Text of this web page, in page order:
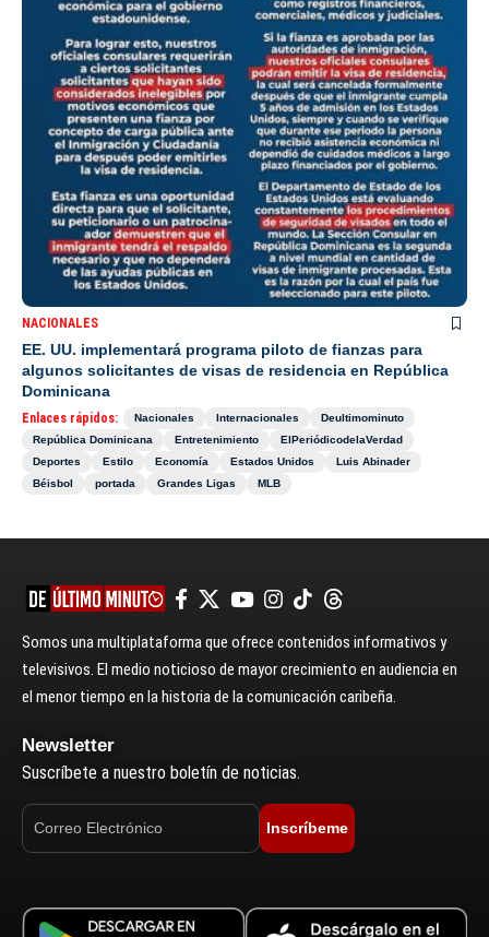
NACIONALES
EE. UU. implementará programa piloto de fianzas para
algunos solicitantes de visas de residencia en República
Dominicana
Enlaces rápidos: Nacionales Internacionales
Deultimominuto
República Dominicana
Entretenimiento
ElPeriódicodelaVerdad
Deportes
Estilo Economía Estados Unidos
Luis Abinader
Béisbol
portada Grandes Ligas MLB
Somos una multiplataforma que ofrece contenidos informativos y
televisivos. El medio noticioso de mayor crecimiento en audiencia en
el menor tiempo en la historia de la comunicación caribeña.
Newsletter
Suscríbete a nuestro boletín de noticias.
Inscríbeme